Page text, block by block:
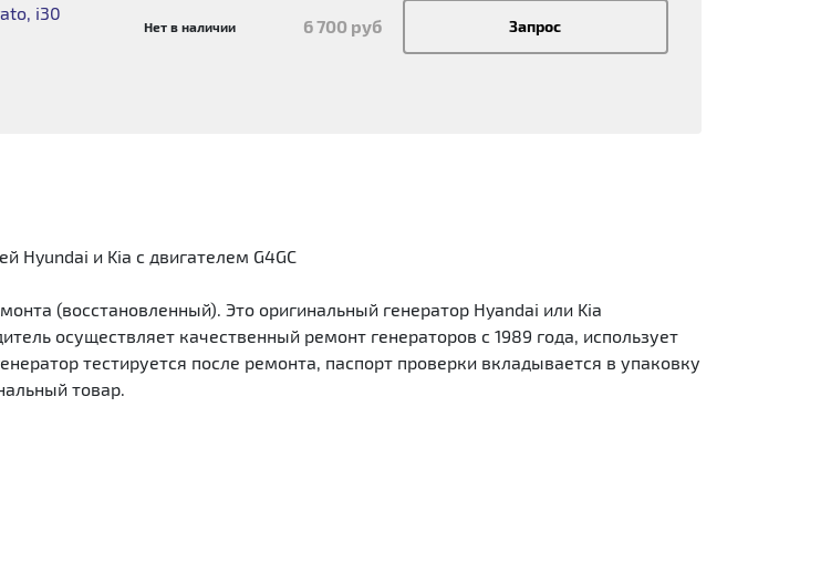
i30
Нет в наличии 6 700 руб Запрос
Hyundai и Kia с двигателем G4GC
(восстановленный). Это оригинальный генератор Hyandai или Kia
осуществляет качественный ремонт генераторов с 1989 года, использует
тестируется после ремонта, паспорт проверки вкладывается в упаковку
товар.